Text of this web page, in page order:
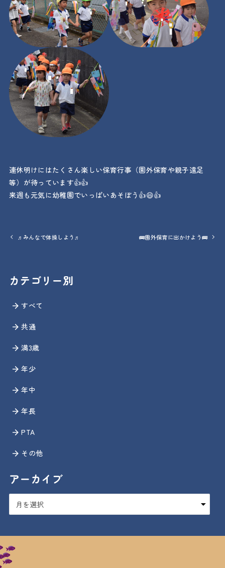
連休明けにはたくさん楽しい保育行事（園外保育や親子遠足
等）が待っています👍👍
来週も元気に幼稚園でいっぱいあそぼう👍😄👍
♬みんなで体操しよう♬ 🚌園外保育に出かけよう🚌
カテゴリー別
すべて
共通
満3歳
年少
年中
年長
PTA
その他
アーカイブ
ア